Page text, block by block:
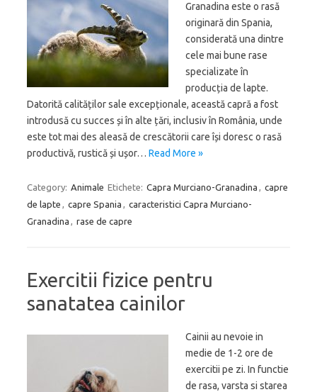
Granadina este o rasă
originară din Spania,
considerată una dintre
cele mai bune rase
specializate în
producția de lapte.
Datorită calităților sale excepționale, această capră a fost
introdusă cu succes și în alte țări, inclusiv în România, unde
este tot mai des aleasă de crescătorii care își doresc o rasă
productivă, rustică și ușor… Read More »
Category: Animale Etichete: Capra Murciano-Granadina , capre
de lapte , capre Spania , caracteristici Capra Murciano-
Granadina , rase de capre
Exercitii fizice pentru
sanatatea cainilor
Cainii au nevoie in
medie de 1-2 ore de
exercitii pe zi. In functie
de rasa, varsta si starea